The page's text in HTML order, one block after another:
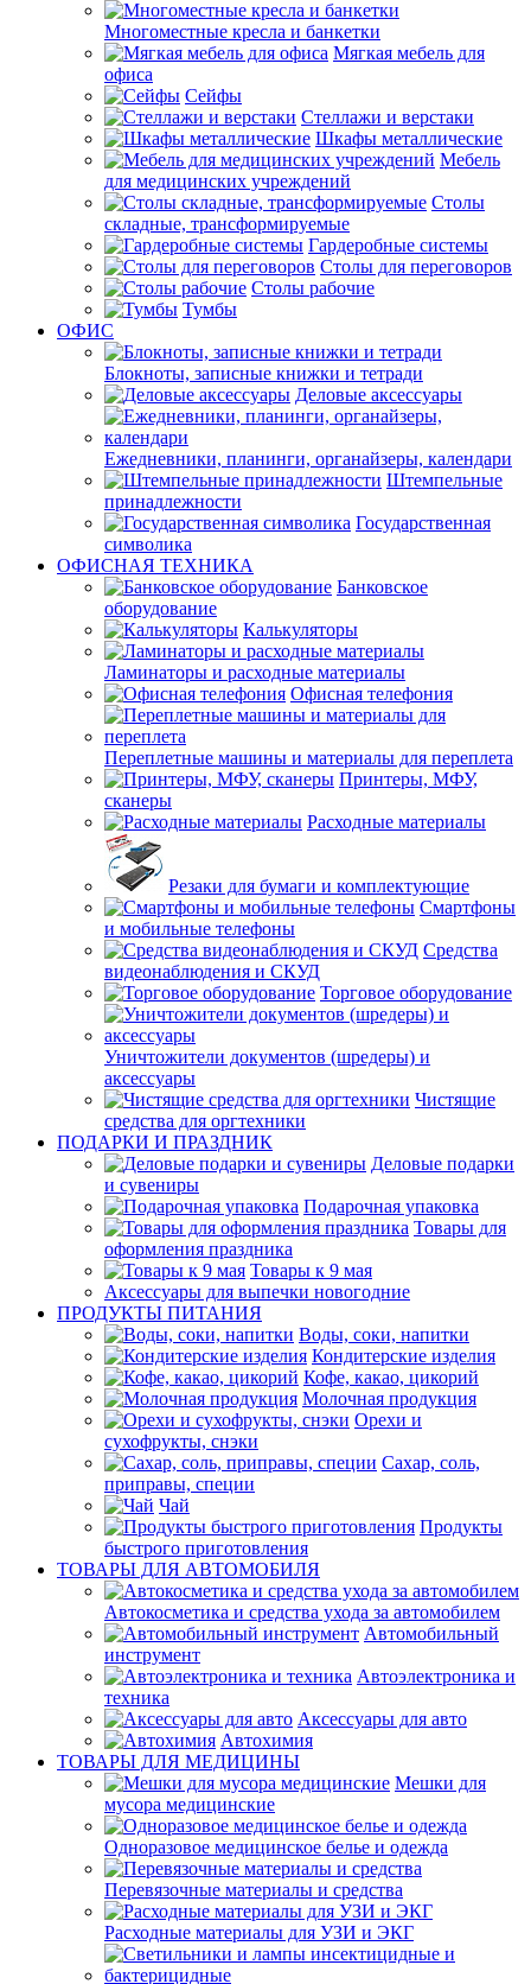
Многоместные кресла и банкетки
Мягкая мебель для
офиса
Сейфы
Стеллажи и верстаки
Шкафы металлические
Мебель
для медицинских учреждений
Столы
складные, трансформируемые
Гардеробные системы
Столы для переговоров
Столы рабочие
Тумбы
ОФИС
Блокноты, записные книжки и тетради
Деловые аксессуары
Ежедневники, планинги, органайзеры, календари
Штемпельные
принадлежности
Государственная
символика
ОФИСНАЯ ТЕХНИКА
Банковское
оборудование
Калькуляторы
Ламинаторы и расходные материалы
Офисная телефония
Переплетные машины и материалы для переплета
Принтеры, МФУ,
сканеры
Расходные материалы
Резаки для бумаги и комплектующие
Смартфоны
и мобильные телефоны
Средства
видеонаблюдения и СКУД
Торговое оборудование
Уничтожители документов (шредеры) и
аксессуары
Чистящие
средства для оргтехники
ПОДАРКИ И ПРАЗДНИК
Деловые подарки
и сувениры
Подарочная упаковка
Товары для
оформления праздника
Товары к 9 мая
Аксессуары для выпечки новогодние
ПРОДУКТЫ ПИТАНИЯ
Воды, соки, напитки
Кондитерские изделия
Кофе, какао, цикорий
Молочная продукция
Орехи и
сухофрукты, снэки
Сахар, соль,
приправы, специи
Чай
Продукты
быстрого приготовления
ТОВАРЫ ДЛЯ АВТОМОБИЛЯ
Автокосметика и средства ухода за автомобилем
Автомобильный
инструмент
Автоэлектроника и
техника
Аксессуары для авто
Автохимия
ТОВАРЫ ДЛЯ МЕДИЦИНЫ
Мешки для
мусора медицинские
Одноразовое медицинское белье и одежда
Перевязочные материалы и средства
Расходные материалы для УЗИ и ЭКГ